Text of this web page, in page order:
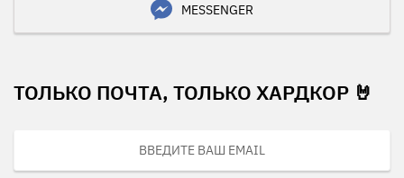
MESSENGER
ТОЛЬКО ПОЧТА, ТОЛЬКО ХАРДКОР 🤘